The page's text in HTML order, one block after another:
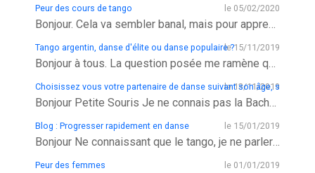
le 05/02/2020
Peur des cours de tango
Bonjour. Cela va sembler banal, mais pour apprendre à nager il faut se jeter à l’eau ! Il y aura des erreurs. Des faux
le 15/11/2019
Tango argentin, danse d'élite ou danse populaire ?
Bonjour à tous. La question posée me ramène quelques années en arrière. Je posais alors une question vraiment similaire à
le 13/11/2019
Choisissez vous votre partenaire de danse suivant son âge, si oui
Bonjour Petite Souris Je ne connais pas la Bachata et la Kizomba (ne les danse pas-(très peu)). Pour le tango argentin, les
le 15/01/2019
Blog : Progresser rapidement en danse
Bonjour Ne connaissant que le tango, je ne parlerai donc que de cette danse. J’ai accroché très vite. Je voulais apprendre
le 01/01/2019
Peur des femmes